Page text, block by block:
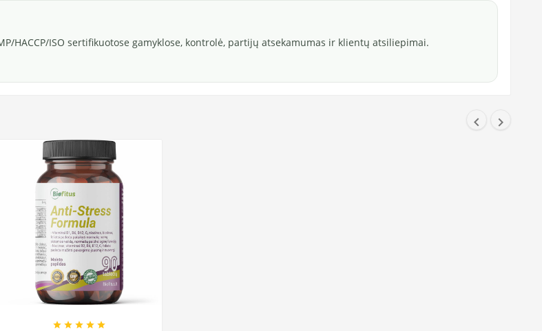
HACCP/ISO sertifikuotose gamyklose, kontrolė, partijų atsekamumas ir klientų atsiliepimai.
 
    